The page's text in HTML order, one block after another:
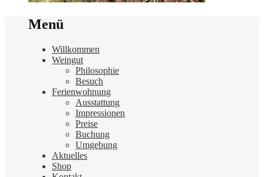
Menü
Willkommen
Weingut
Philosophie
Besuch
Ferienwohnung
Ausstattung
Impressionen
Preise
Buchung
Umgebung
Aktuelles
Shop